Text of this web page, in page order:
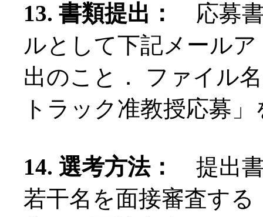
13. 書類提出：
応募書
ルとして下記メール
出のこと． ファイル
トラック准教授応募
14. 選考方法：
提出
若干名を面接審査する